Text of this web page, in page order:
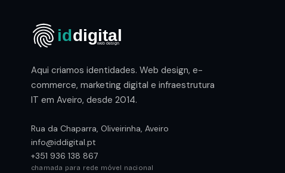
Aqui criamos identidades. Web design, e-
commerce, marketing digital e infraestrutura
IT em Aveiro, desde 2014.
Rua da Chaparra, Oliveirinha, Aveiro
info@iddigital.pt
+351 936 138 867
chamada para rede móvel nacional